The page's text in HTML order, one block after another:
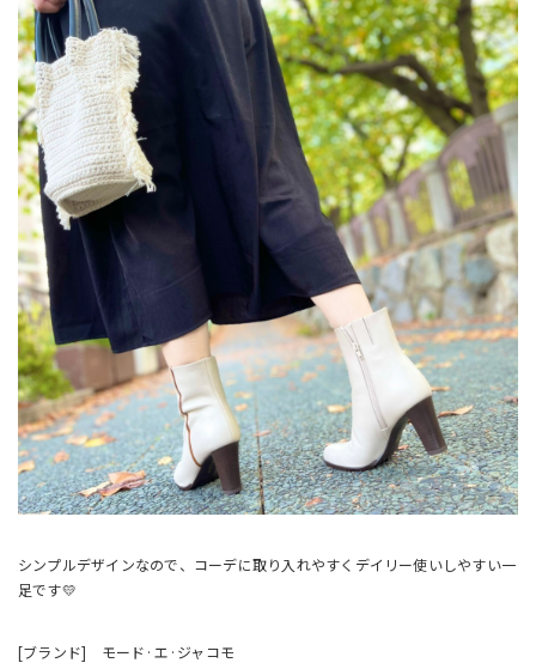
シンプルデザインなので、コーデに取り入れやすくデイリー使いしやすい一
足です💛
[ブランド] モード·エ·ジャコモ